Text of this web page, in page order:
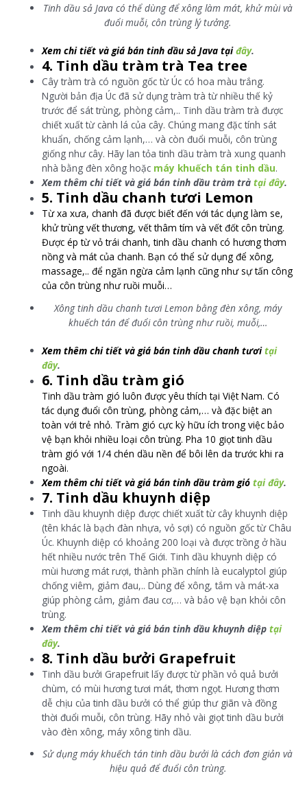
Tinh dầu sả Java có thể dùng để xông làm mát, khử mùi và
đuổi muỗi, côn trùng lý tưởng.
Xem chi tiết và giá bán tinh dầu sả Java tại đây.
4. Tinh dầu tràm trà Tea tree
Cây tràm trà có nguồn gốc từ Úc có hoa màu trắng.
Người bản địa Úc đã sử dụng tràm trà từ nhiều thế kỷ
trước để sát trùng, phòng cảm,.. Tinh dầu tràm trà được
chiết xuất từ cành lá của cây. Chúng mang đặc tính sát
khuẩn, chống cảm lạnh,… và còn đuổi muỗi, côn trùng
giống như cây. Hãy lan tỏa tinh dầu tràm trà xung quanh
nhà bằng đèn xông hoặc máy khuếch tán tinh dầu.
Xem thêm chi tiết và giá bán tinh dầu tràm tràtại đây.
5. Tinh dầu chanh tươi Lemon
Từ xa xưa, chanh đã được biết đến với tác dụng làm se,
khử trùng vết thương, vết thâm tím và vết đốt côn trùng.
Được ép từ vỏ trái chanh, tinh dầu chanh có hương thơm
nồng và mát của chanh. Bạn có thể sử dụng để xông,
massage,.. để ngăn ngừa cảm lạnh cũng như sự tấn công
của côn trùng như ruồi muỗi…
Xông tinh dầu chanh tươi Lemon bằng đèn xông, máy
khuếch tán để đuổi côn trùng như ruồi, muỗi,…
Xem thêm chi tiết và giá bán tinh dầu chanh tươitại
đây.
6. Tinh dầu tràm gió
Tinh dầu tràm gió luôn được yêu thích tại Việt Nam. Có
tác dụng đuổi côn trùng, phòng cảm,… và đặc biệt an
toàn với trẻ nhỏ. Tràm gió cực kỳ hữu ích trong việc bảo
vệ bạn khỏi nhiều loại côn trùng. Pha 10 giọt tinh dầu
tràm gió với 1/4 chén dầu nền để bôi lên da trước khi ra
ngoài.
Xem thêm chi tiết và giá bán tinh dầu tràm gió tại đây.
7. Tinh dầu khuynh diệp
Tinh dầu khuynh diệp được chiết xuất từ cây khuynh diệp
(tên khác là bạch đàn nhựa, vỏ sợi) có nguồn gốc từ Châu
Úc. Khuynh diệp có khoảng 200 loại và được trồng ở hầu
hết nhiều nước trên Thế Giới. Tinh dầu khuynh diệp có
mùi hương mát rượi, thành phần chính là eucalyptol giúp
chống viêm, giảm đau,.. Dùng để xông, tắm và mát-xa
giúp phòng cảm, giảm đau cơ,… và bảo vệ bạn khỏi côn
trùng.
Xem thêm chi tiết và giá bán tinh dầu khuynh diệptại
đây.
8. Tinh dầu bưởi Grapefruit
Tinh dầu bưởi Grapefruit lấy được từ phần vỏ quả bưởi
chùm, có mùi hương tươi mát, thơm ngọt. Hương thơm
dễ chịu của tinh dầu bưởi có thể giúp thư giãn và đồng
thời đuổi muỗi, côn trùng. Hãy nhỏ vài giọt tinh dầu bưởi
vào đèn xông, máy xông tinh dầu.
Sử dụng máy khuếch tán tinh dầu bưởi là cách đơn giản và
hiệu quả để đuổi côn trùng.